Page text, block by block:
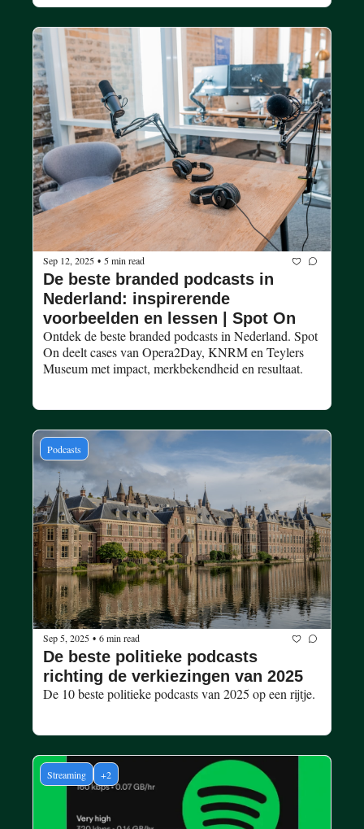
Sep 12, 2025 • 5 min read
De beste branded podcasts in
Nederland: inspirerende
voorbeelden en lessen | Spot On
Ontdek de beste branded podcasts in Nederland. Spot
On deelt cases van Opera2Day, KNRM en Teylers
Museum met impact, merkbekendheid en resultaat.
Podcasts
Sep 5, 2025 • 6 min read
De beste politieke podcasts
Streaming +2